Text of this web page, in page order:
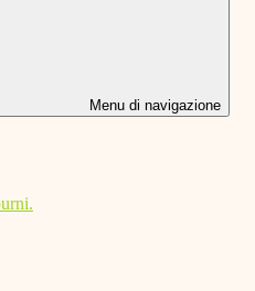
Menu di navigazione